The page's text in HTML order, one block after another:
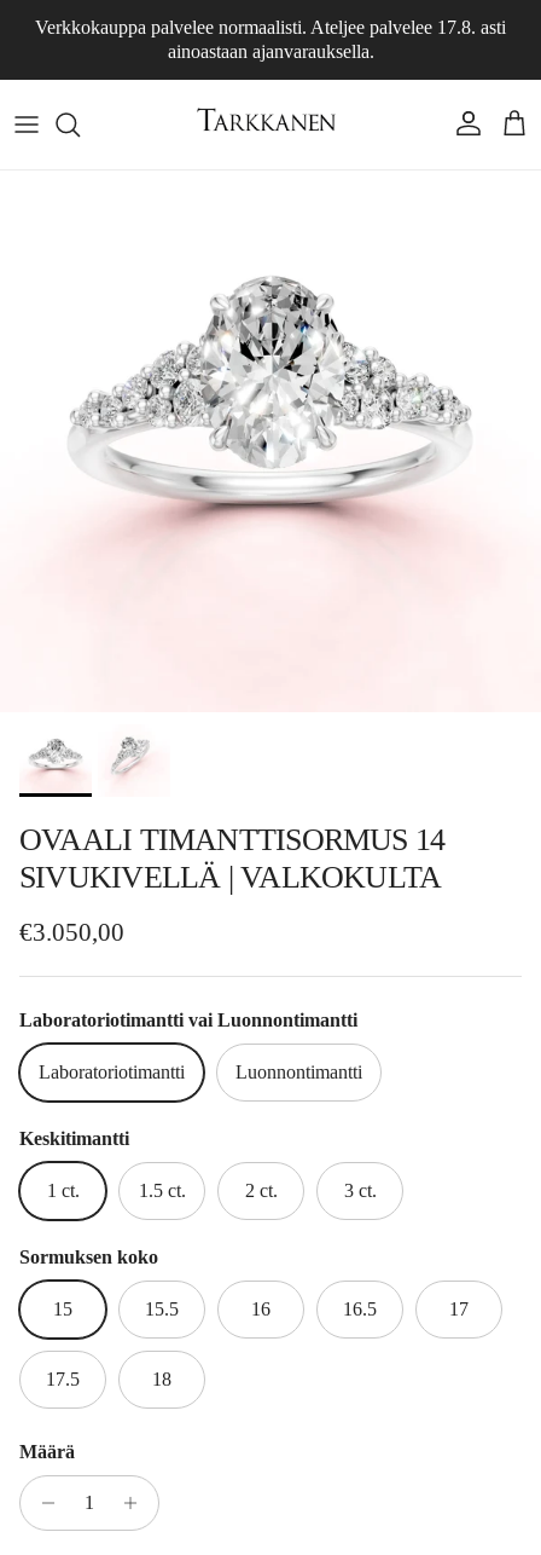
Verkkokauppa palvelee normaalisti. Ateljee palvelee 17.8. asti
ainoastaan ajanvarauksella.
Tili
OVAALI TIMANTTISORMUS 14
SIVUKIVELLÄ | VALKOKULTA
Normaalihinta
€3.050,00
Laboratoriotimantti vai Luonnontimantti
Laboratoriotimantti Luonnontimantti
Keskitimantti
1 ct. 1.5 ct. 2 ct. 3 ct.
Sormuksen koko
15 15.5 16 16.5 17
17.5 18
Määrä